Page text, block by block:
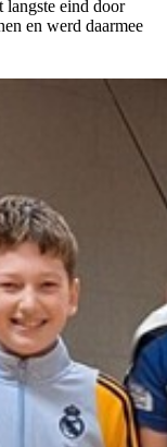
eind door
en werd daarmee